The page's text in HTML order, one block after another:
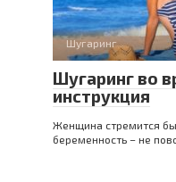
Шугаринг
Шугаринг во
инструкция
Женщина стремится
беременность – не